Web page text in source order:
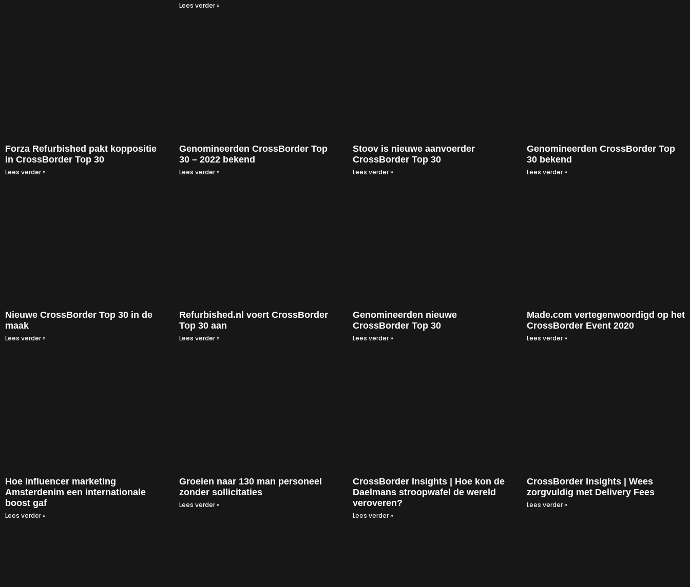
Lees verder »
Forza Refurbished pakt koppositie
in CrossBorder Top 30
Lees verder »
Genomineerden CrossBorder Top
30 – 2022 bekend
Lees verder »
Stoov is nieuwe aanvoerder
CrossBorder Top 30
Lees verder »
Genomineerden CrossBorder Top
30 bekend
Lees verder »
Nieuwe CrossBorder Top 30 in de
maak
Lees verder »
Refurbished.nl voert CrossBorder
Top 30 aan
Lees verder »
Genomineerden nieuwe
CrossBorder Top 30
Lees verder »
Made.com vertegenwoordigd op het
CrossBorder Event 2020
Lees verder »
Hoe influencer marketing
Amsterdenim een internationale
boost gaf
Lees verder »
Groeien naar 130 man personeel
zonder sollicitaties
Lees verder »
CrossBorder Insights | Hoe kon de
Daelmans stroopwafel de wereld
veroveren?
Lees verder »
CrossBorder Insights | Wees
zorgvuldig met Delivery Fees
Lees verder »